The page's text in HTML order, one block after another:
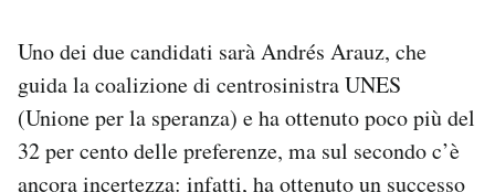
Notifiche mobile
Regala il Post
Hai bisogno di aiuto?
Esci
Uno dei due candidati sarà Andrés Arauz, che
guida la coalizione di centrosinistra UNES
(Unione per la speranza) e ha ottenuto poco più del
32 per cento delle preferenze, ma sul secondo c’è
ancora incertezza: infatti, ha ottenuto un successo